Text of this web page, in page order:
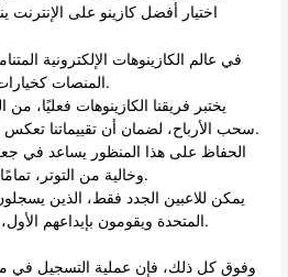
اختيار أفضل كازينو على
في عالم الكازينوهات الإلكترونية
المنصات كخيارات مثالية للاعبين العرب.
يختبر فريقنا الكازينوهات فعليًا،
سحب الأرباح، لضمان أن تقييماتنا تعكس تجربة اللاعب الواقعية.
الحفاظ على هذا المنظور يساعد في
وخالية من التوتر، تمامًا مثل أي هواية مفضلة.
يمكن للاعبين الجدد فقط، الذين
المتحدة ويقومون بإيداعهم الأول، المشاركة في العرض.
وفوق كل ذلك، فإن عملية التسجيل في